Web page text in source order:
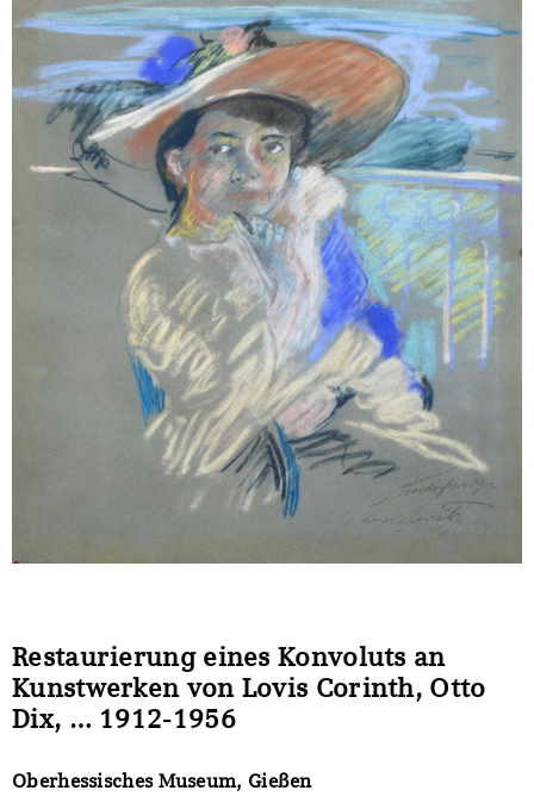
Restaurierung eines Konvoluts an
Kunstwerken von Lovis Corinth, Otto
Dix, … 1912-1956
Oberhessisches Museum, Gießen